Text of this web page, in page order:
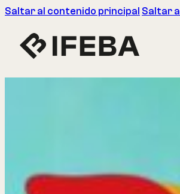
Saltar al contenido principal Saltar